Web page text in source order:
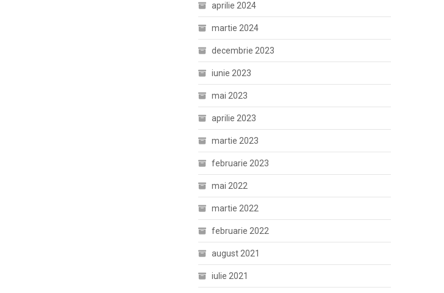
aprilie 2024
martie 2024
decembrie 2023
iunie 2023
mai 2023
aprilie 2023
martie 2023
februarie 2023
mai 2022
martie 2022
februarie 2022
august 2021
iulie 2021